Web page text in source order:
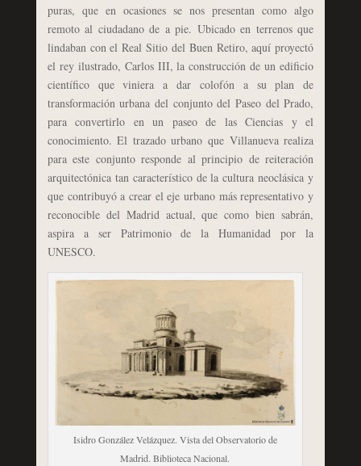
puras, que en ocasiones se nos presentan como algo
remoto al ciudadano de a pie. Ubicado en terrenos que
lindaban con el Real Sitio del Buen Retiro, aquí proyectó
el rey ilustrado, Carlos III, la construcción de un edificio
científico que viniera a dar colofón a su plan de
transformación urbana del conjunto del Paseo del Prado,
para convertirlo en un paseo de las Ciencias y el
conocimiento. El trazado urbano que Villanueva realiza
para este conjunto responde al principio de reiteración
arquitectónica tan característico de la cultura neoclásica y
que contribuyó a crear el eje urbano más representativo y
reconocible del Madrid actual, que como bien sabrán,
aspira a ser Patrimonio de la Humanidad por la
UNESCO.
Isidro González Velázquez. Vista del Observatorio de
Madrid. Biblioteca Nacional.